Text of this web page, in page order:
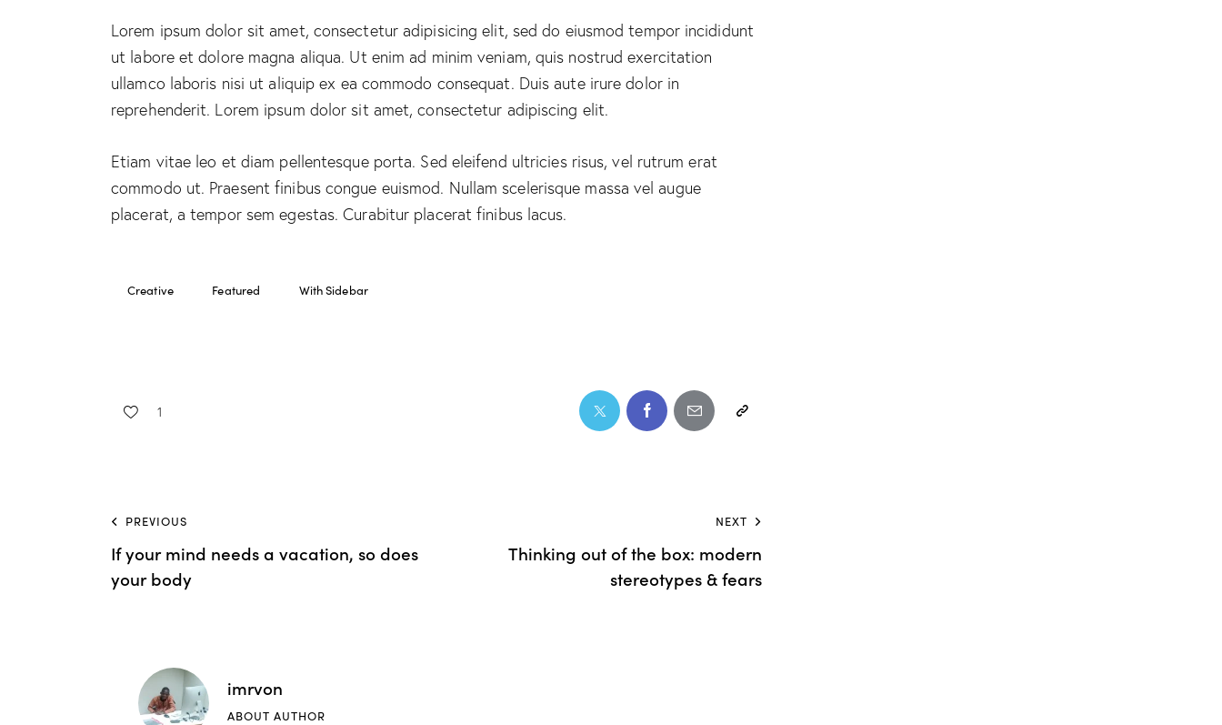
Lorem ipsum dolor sit amet, consectetur adipisicing elit, sed do eiusmod tempor incididunt
ut labore et dolore magna aliqua. Ut enim ad minim veniam, quis nostrud exercitation
ullamco laboris nisi ut aliquip ex ea commodo consequat. Duis aute irure dolor in
reprehenderit. Lorem ipsum dolor sit amet, consectetur adipiscing elit.
Etiam vitae leo et diam pellentesque porta. Sed eleifend ultricies risus, vel rutrum erat
commodo ut. Praesent finibus congue euismod. Nullam scelerisque massa vel augue
placerat, a tempor sem egestas. Curabitur placerat finibus lacus.
Creative Featured With Sidebar
1
PREVIOUS
If your mind needs a vacation, so does
your body
NEXT
Thinking out of the box: modern
stereotypes & fears
imrvon
ABOUT AUTHOR